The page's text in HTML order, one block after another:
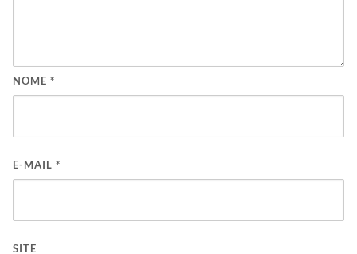
NOME *
E-MAIL *
SITE